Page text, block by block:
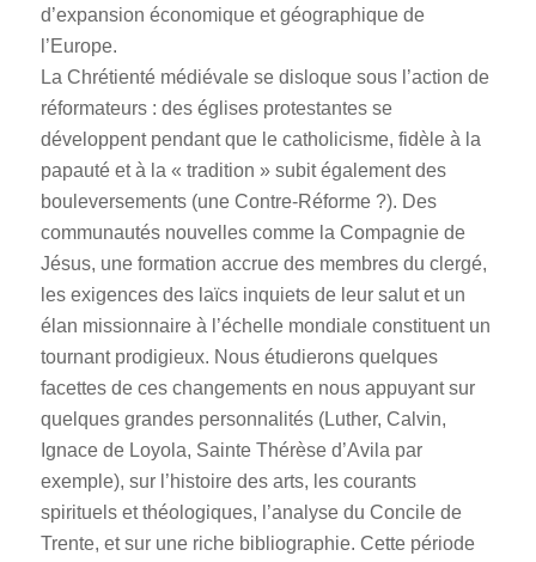
d’expansion économique et géographique de
l’Europe.
La Chrétienté médiévale se disloque sous l’action de
réformateurs : des églises protestantes se
développent pendant que le catholicisme, fidèle à la
papauté et à la « tradition » subit également des
bouleversements (une Contre-Réforme ?). Des
communautés nouvelles comme la Compagnie de
Jésus, une formation accrue des membres du clergé,
les exigences des laïcs inquiets de leur salut et un
élan missionnaire à l’échelle mondiale constituent un
tournant prodigieux. Nous étudierons quelques
facettes de ces changements en nous appuyant sur
quelques grandes personnalités (Luther, Calvin,
Ignace de Loyola, Sainte Thérèse d’Avila par
exemple), sur l’histoire des arts, les courants
spirituels et théologiques, l’analyse du Concile de
Trente, et sur une riche bibliographie. Cette période